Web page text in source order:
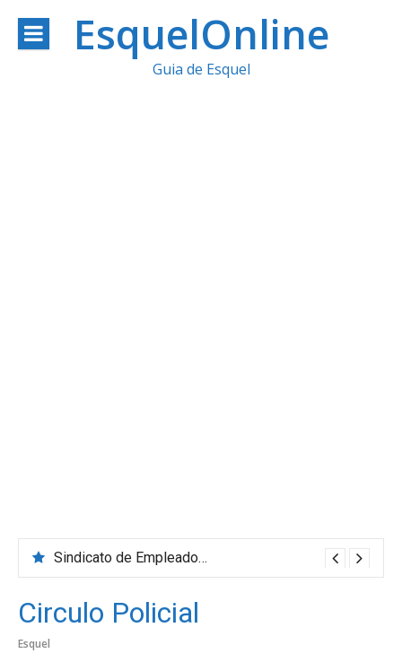
EsquelOnline
Guia de Esquel
Sindicato de Empleados de Comercio
Circulo Policial
Esquel